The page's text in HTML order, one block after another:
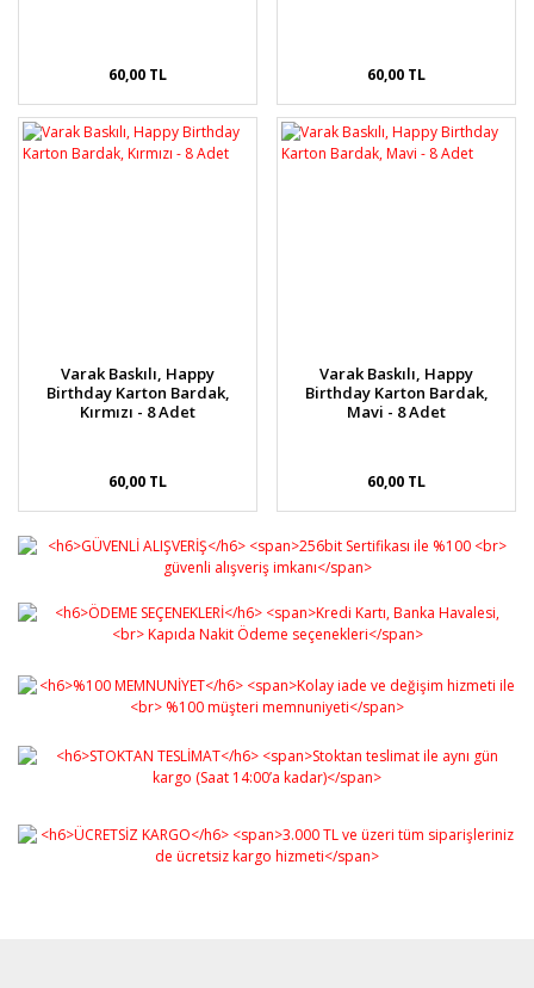
60,00 TL 60,00 TL
Varak Baskılı, Happy
Birthday Karton Bardak,
Kırmızı - 8 Adet
60,00 TL
Varak Baskılı, Happy
Birthday Karton Bardak,
Mavi - 8 Adet
60,00 TL